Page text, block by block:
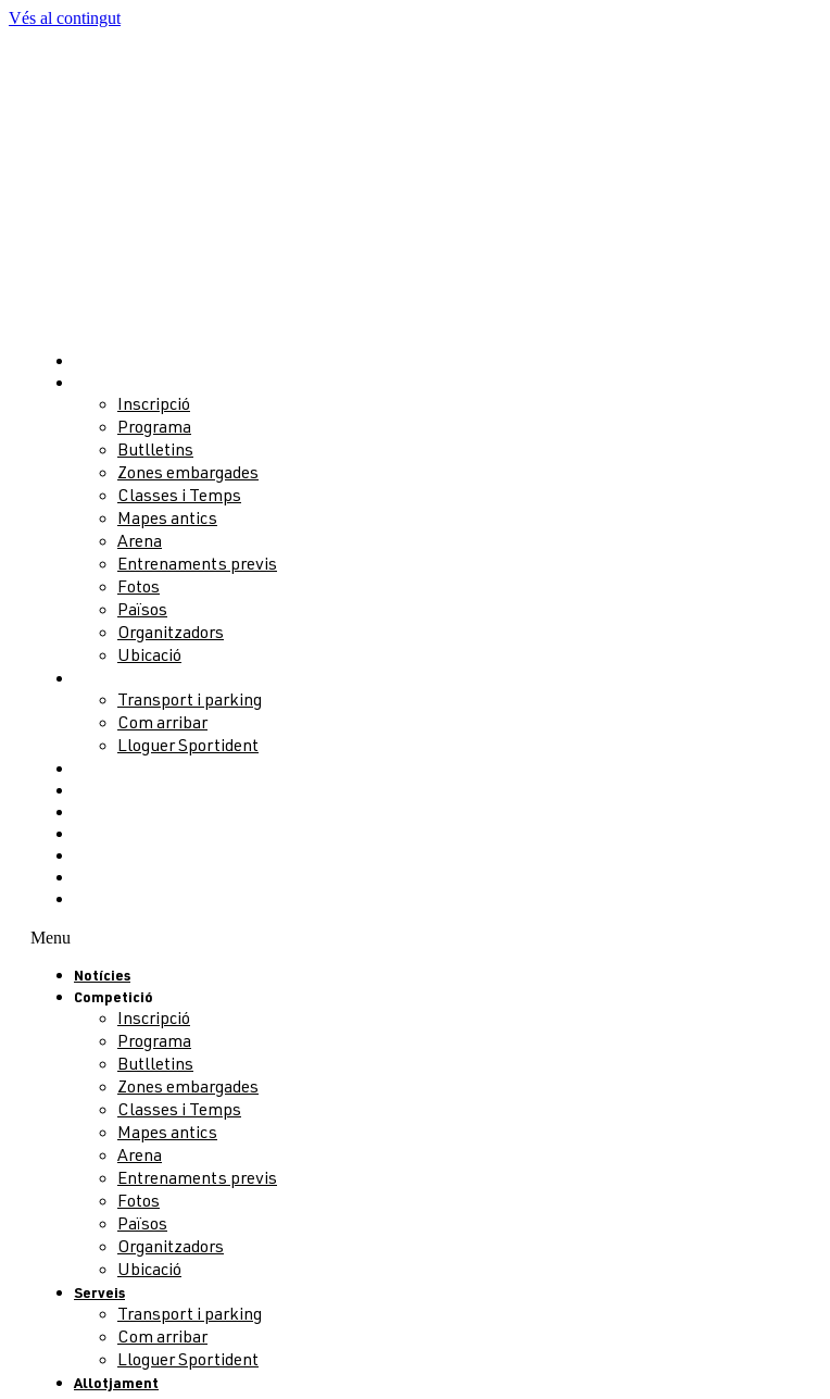
Vés al contingut
Inscripció
Programa
Butlletins
Zones embargades
Classes i Temps
Mapes antics
Arena
Entrenaments previs
Fotos
Països
Organitzadors
Ubicació
Transport i parking
Com arribar
Lloguer Sportident
Menu
Notícies
Competició
Inscripció
Programa
Butlletins
Zones embargades
Classes i Temps
Mapes antics
Arena
Entrenaments previs
Fotos
Països
Organitzadors
Ubicació
Serveis
Transport i parking
Com arribar
Lloguer Sportident
Allotjament